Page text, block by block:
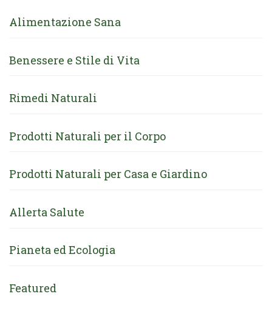
Alimentazione Sana
Benessere e Stile di Vita
Rimedi Naturali
Prodotti Naturali per il Corpo
Prodotti Naturali per Casa e Giardino
Allerta Salute
Pianeta ed Ecologia
Featured